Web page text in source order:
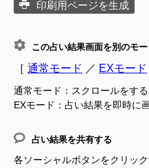
印刷用ページを生成
この占い結果画面を別のモー
［ 通常モード ／ EXモード
通常モード：スクロールをす
EXモード：占い結果を即時に
占い結果を共有する
各ソーシャルボタンをクリッ